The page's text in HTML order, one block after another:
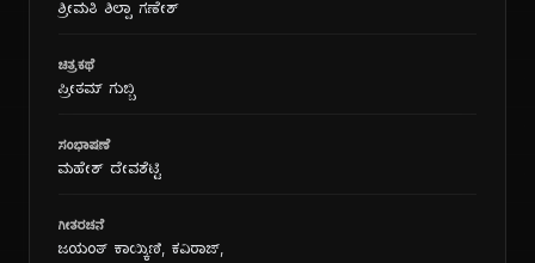
ಶ್ರೀಮತಿ ಶಿಲ್ಪಾ ಗಣೇಶ್
ಚಿತ್ರಕಥೆ
ಪ್ರೀತಮ್ ಗುಬ್ಬಿ
ಸಂಭಾಷಣೆ
ಮಹೇಶ್ ದೇವಶೆಟ್ಟಿ
ಗೀತರಚನೆ
ಜಯಂತ್ ಕಾಯ್ಕಿಣಿ, ಕವಿರಾಜ್,